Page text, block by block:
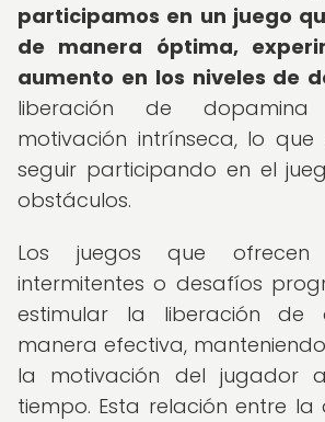
participamos en un juego
de manera óptima,
aumento en los niveles de
liberación de
motivación intrínseca, lo
seguir participando en el
obstáculos.
Los juegos que ofrecen
intermitentes o desafíos
estimular la liberación de
manera efectiva,
la motivación del jugador
tiempo. Esta relación entre